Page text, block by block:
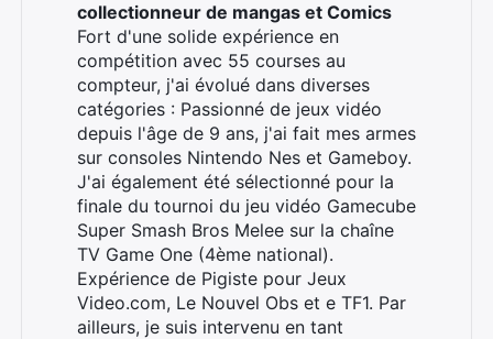
collectionneur de mangas et Comics
Fort d'une solide expérience en
compétition avec 55 courses au
compteur, j'ai évolué dans diverses
catégories : Passionné de jeux vidéo
depuis l'âge de 9 ans, j'ai fait mes armes
sur consoles Nintendo Nes et Gameboy.
J'ai également été sélectionné pour la
finale du tournoi du jeu vidéo Gamecube
Super Smash Bros Melee sur la chaîne
TV Game One (4ème national).
Expérience de Pigiste pour Jeux
Video.com, Le Nouvel Obs et e TF1. Par
ailleurs, je suis intervenu en tant